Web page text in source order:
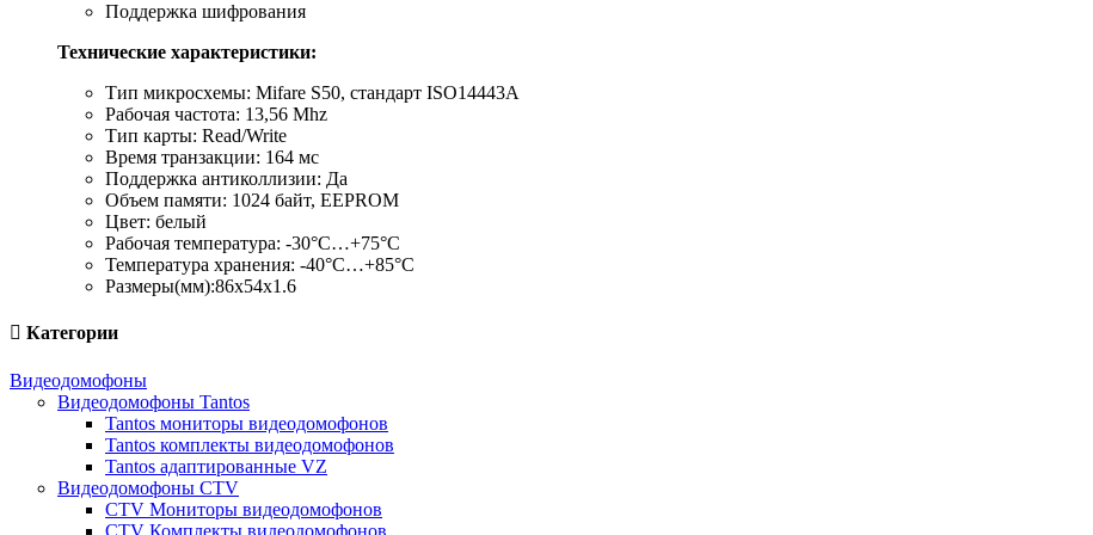
Поддержка шифрования
Технические характеристики:
Тип микросхемы: Mifare S50, стандарт ISO14443А
Рабочая частота: 13,56 Mhz
Тип карты: Read/Write
Время транзакции: 164 мс
Поддержка антиколлизии: Да
Объем памяти: 1024 байт, EEPROM
Цвет: белый
Рабочая температура: -30°С…+75°С
Температура хранения: -40°С…+85°С
Размеры(мм):86х54х1.6
Категории
Видеодомофоны
Видеодомофоны Tantos
Tantos мониторы видеодомофонов
Tantos комплекты видеодомофонов
Tantos адаптированные VZ
Видеодомофоны CTV
CTV Мониторы видеодомофонов
CTV Комплекты видеодомофонов